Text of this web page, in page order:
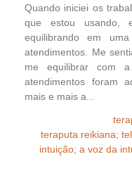
Quando iniciei os
que estou usando,
equilibrando em
atendimentos. Me
me equilibrar com
atendimentos foram
mais e mais a...
teraputa reikiana;
intuição; a voz da